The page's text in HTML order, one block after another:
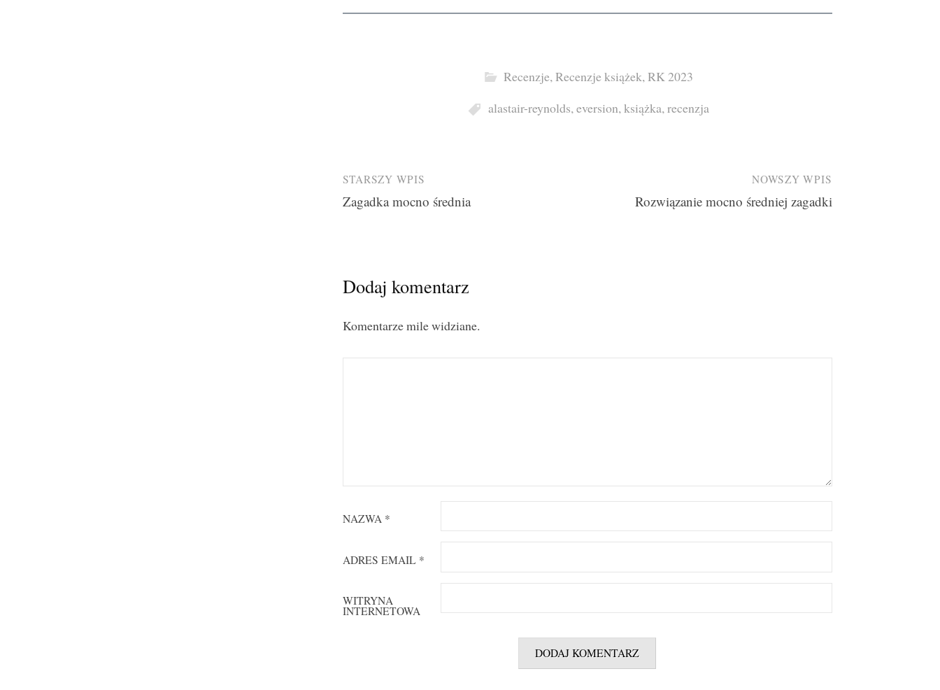
Recenzje, Recenzje książek, RK 2023
alastair-reynolds, eversion, książka, recenzja
Post
navigation
STARSZY WPIS
Zagadka mocno średnia
NOWSZY WPIS
Rozwiązanie mocno średniej zagadki
Dodaj komentarz
Komentarze mile widziane.
NAZWA *
ADRES EMAIL *
WITRYNA
INTERNETOWA